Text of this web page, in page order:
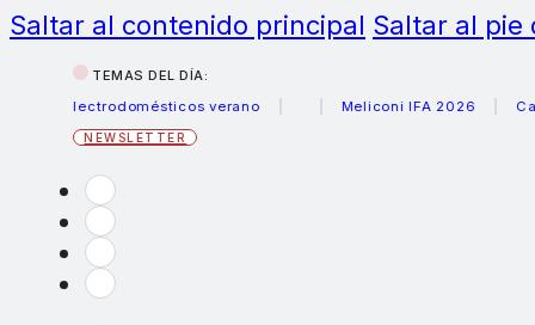
Saltar al contenido principal Saltar al pie
TEMAS DEL DÍA:
electrodomésticos verano
Meliconi IFA 2026 Canon
NEWSLETTER